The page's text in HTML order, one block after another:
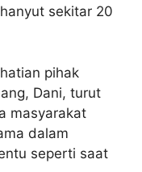
sekitar 20
pihak
Dani, turut
masyarakat
dalam
seperti saat